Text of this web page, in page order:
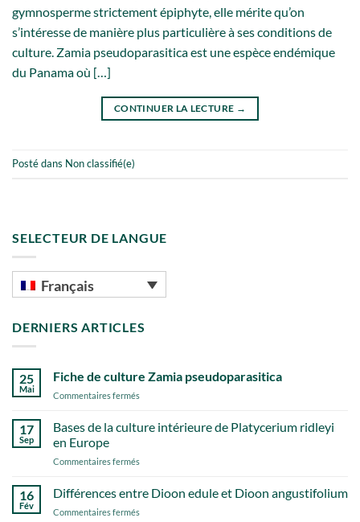
gymnosperme strictement épiphyte, elle mérite qu’on
s’intéresse de manière plus particulière à ses conditions de
culture. Zamia pseudoparasitica est une espèce endémique
du Panama où […]
CONTINUER LA LECTURE →
Posté dans Non classifié(e)
SELECTEUR DE LANGUE
Français
DERNIERS ARTICLES
25
Mai
Fiche de culture Zamia pseudoparasitica
Commentaires ferméssur
pseudoparasitica
17
Sep
Bases de la culture intérieure de Platycerium ridleyi
en Europe
Commentaires ferméssur
culture
16
Fév
Différences entre Dioon edule et Dioon angustifolium
Commentaires ferméssur